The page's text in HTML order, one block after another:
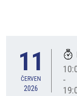
11
ČERVEN
2026
-